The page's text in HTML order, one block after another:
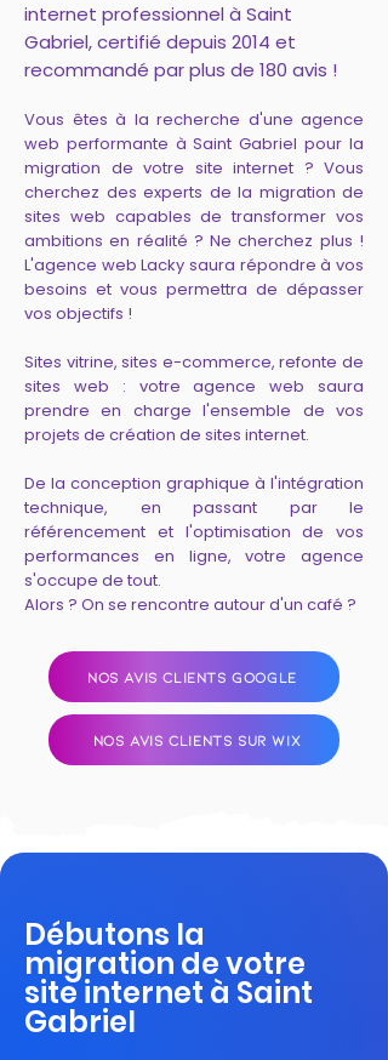
internet professionnel à Saint
Gabriel, certifié depuis 2014 et
recommandé par plus de 180 avis !
Vous êtes à la recherche d'une agence
web performante à Saint Gabriel pour la
migration de votre site internet ? Vous
cherchez des experts de la migration de
sites web capables de transformer vos
ambitions en réalité ? Ne cherchez plus !
L'agence web Lacky saura répondre à vos
besoins et vous permettra de dépasser
vos objectifs !
Sites vitrine, sites e-commerce, refonte de
sites web : votre agence web saura
prendre en charge l'ensemble de vos
projets de création de sites internet.
De la conception graphique à l'intégration
technique, en passant par le
référencement et l'optimisation de vos
performances en ligne, votre agence
s'occupe de tout.
Alors ? On se rencontre autour d'un café ?
NOS AVIS CLIENTS GOOGLE
NOS AVIS CLIENTS SUR WIX
Débutons la
migration de votre
site internet à Saint
Gabriel